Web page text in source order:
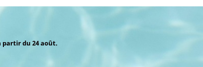
partir du 24 août.